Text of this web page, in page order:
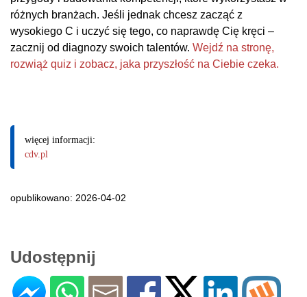
różnych branżach. Jeśli jednak chcesz zacząć z
wysokiego C i uczyć się tego, co naprawdę Cię kręci –
zacznij od diagnozy swoich talentów. Wejdź na stronę,
rozwiąż quiz i zobacz, jaka przyszłość na Ciebie czeka.
więcej informacji:
cdv.pl
opublikowano: 2026-04-02
Udostępnij